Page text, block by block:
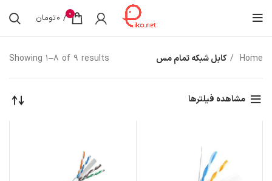
0
/
0تومان
Home کابل شبکه تمام مس Showing 1–8 of 9 results
مشاهده فیلترها